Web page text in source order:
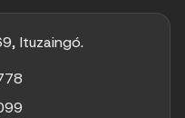
Ituzaingó.